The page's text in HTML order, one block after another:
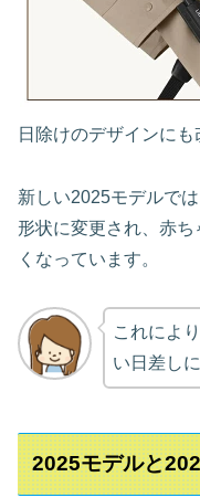
日除けのデザインにも
新しい2025モデルで
形状に変更され、赤ち
くなっています。
これによ
い日差し
2025モデルと